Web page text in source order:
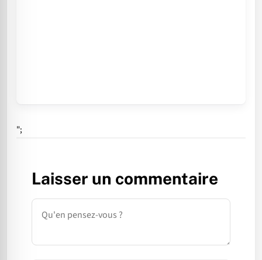
";
Laisser un commentaire
Commentaire